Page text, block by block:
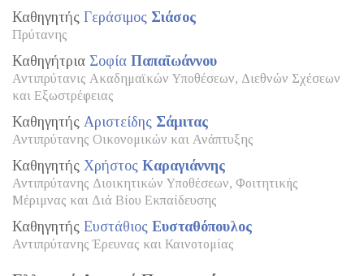
Καθηγητής Γεράσιμος Σιάσος
Πρύτανης
Καθηγήτρια Σοφία Παπαϊωάννου
Αντιπρύτανις Ακαδημαϊκών Υποθέσεων, Διεθνών Σχέσεων
και Εξωστρέφειας
Καθηγητής Αριστείδης Σάμιτας
Αντιπρύτανης Οικονομικών και Ανάπτυξης
Καθηγητής Χρήστος Καραγιάννης
Αντιπρύτανης Διοικητικών Υποθέσεων, Φοιτητικής
Μέριμνας και Διά Βίου Εκπαίδευσης
Καθηγητής Ευστάθιος Ευσταθόπουλος
Αντιπρύτανης Έρευνας και Καινοτομίας